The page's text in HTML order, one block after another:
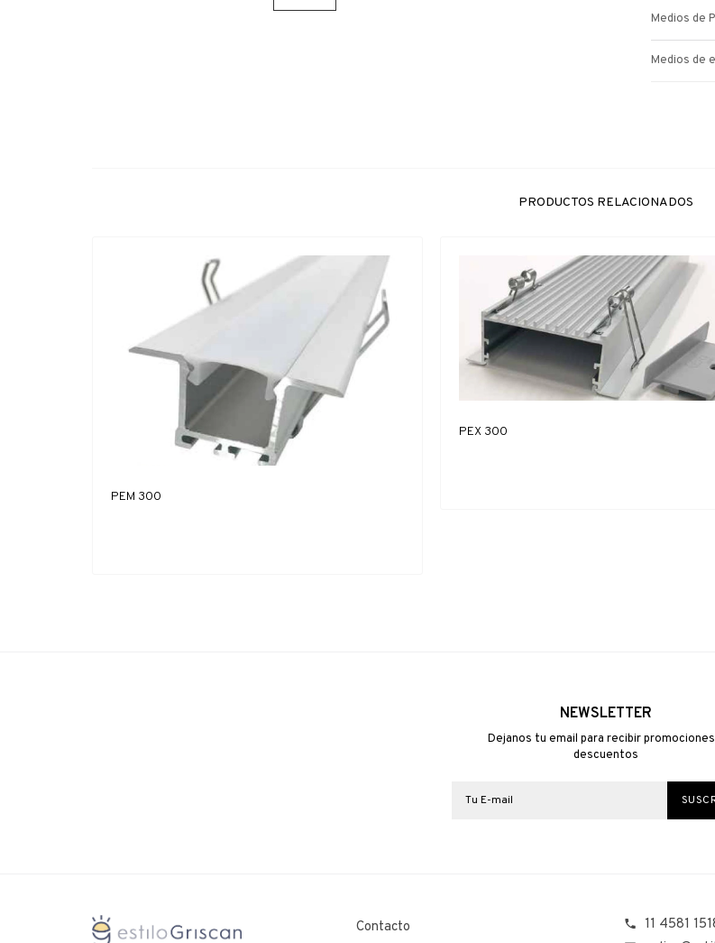
Medios de
Medios de
PRODUCTOS RELACIONADOS
PEM 300
PEX 300
NEWSLETTER
Dejanos tu email para recibir
descuentos
Contacto
11 4581